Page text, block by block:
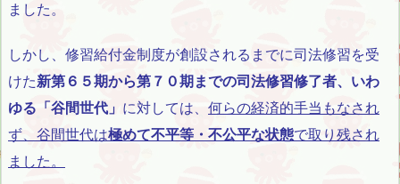
ました。
しかし、修習給付金制度が創設されるまでに司法修習を受
けた新第６５期から第７０期までの司法修習修了者、いわ
ゆる「谷間世代」 に対しては、 何らの経済的手当もなされ
ず、谷間世代は極めて不平等・不公平な状態で取り残され
ました。